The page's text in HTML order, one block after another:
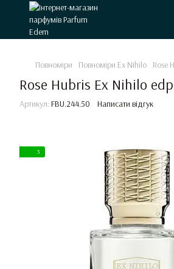
Повноміри Повноміри Ex Nihilo Rose
Rose Hubris Ex Nihilo
Артикул: FBU.244.50 Написати відгук
3